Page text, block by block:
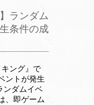
ランダム
条件の成
ング』で
ントが発生
ンダムイベ
、即ゲーム